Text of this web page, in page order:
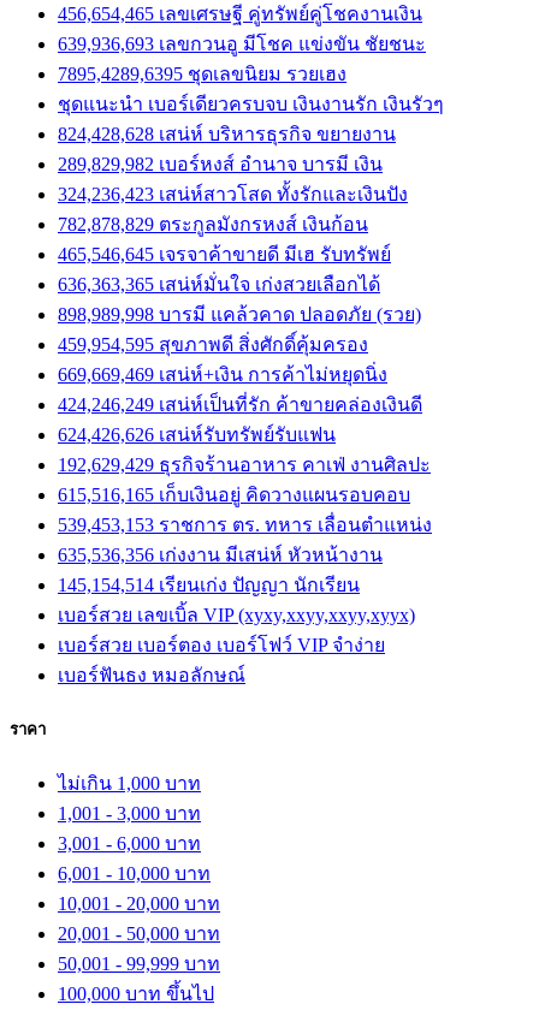
456,654,465 เลขเศรษฐี คู่ทรัพย์คู่โชคงานเงิน
639,936,693 เลขกวนอู มีโชค แข่งขัน ชัยชนะ
7895,4289,6395 ชุดเลขนิยม รวยเฮง
ชุดแนะนำ เบอร์เดียวครบจบ เงินงานรัก เงินรัวๆ
824,428,628 เสน่ห์ บริหารธุรกิจ ขยายงาน
289,829,982 เบอร์หงส์ อำนาจ บารมี เงิน
324,236,423 เสน่ห์สาวโสด ทั้งรักและเงินปัง
782,878,829 ตระกูลมังกรหงส์ เงินก้อน
465,546,645 เจรจาค้าขายดี มีเฮ รับทรัพย์
636,363,365 เสน่ห์มั่นใจ เก่งสวยเลือกได้
898,989,998 บารมี แคล้วคาด ปลอดภัย (รวย)
459,954,595 สุขภาพดี สิ่งศักดิ์คุ้มครอง
669,669,469 เสน่ห์+เงิน การค้าไม่หยุดนิ่ง
424,246,249 เสน่ห์เป็นที่รัก ค้าขายคล่องเงินดี
624,426,626 เสน่ห์รับทรัพย์รับแฟน
192,629,429 ธุรกิจร้านอาหาร คาเฟ่ งานศิลปะ
615,516,165 เก็บเงินอยู่ คิดวางแผนรอบคอบ
539,453,153 ราชการ ตร. ทหาร เลื่อนตำแหน่ง
635,536,356 เก่งงาน มีเสน่ห์ หัวหน้างาน
145,154,514 เรียนเก่ง ปัญญา นักเรียน
เบอร์สวย เลขเบิ้ล VIP (xyxy,xxyy,xxyy,xyyx)
เบอร์สวย เบอร์ตอง เบอร์โฟว์ VIP จำง่าย
เบอร์ฟันธง หมอลักษณ์
ราคา
ไม่เกิน 1,000 บาท
1,001 - 3,000 บาท
3,001 - 6,000 บาท
6,001 - 10,000 บาท
10,001 - 20,000 บาท
20,001 - 50,000 บาท
50,001 - 99,999 บาท
100,000 บาท ขึ้นไป